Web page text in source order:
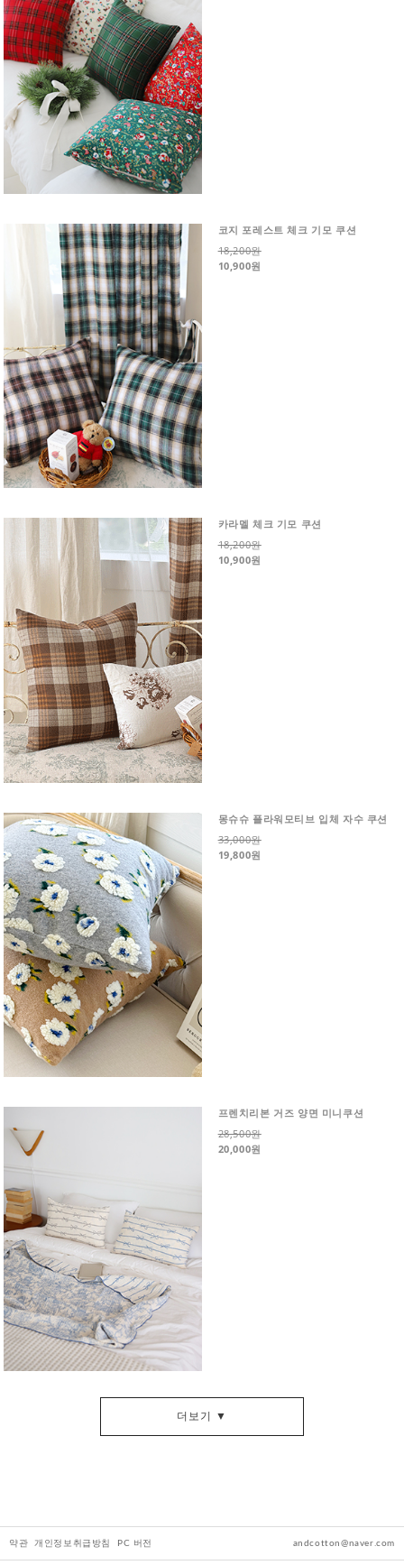
코지 포레스트 체크 기모 쿠션
18,200원
10,900원
카라멜 체크 기모 쿠션
18,200원
10,900원
몽슈슈 플라워모티브 입체 자수 쿠션
33,000원
19,800원
프렌치리본 거즈 양면 미니쿠션
28,500원
20,000원
더보기 ▼
약관 개인정보취급방침 PC 버전 andcotton@naver.com